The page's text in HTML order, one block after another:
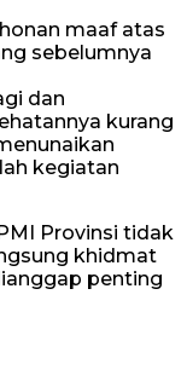
maaf atas
sebelumnya
dan
kurang
kegiatan
Provinsi tidak
khidmat
penting